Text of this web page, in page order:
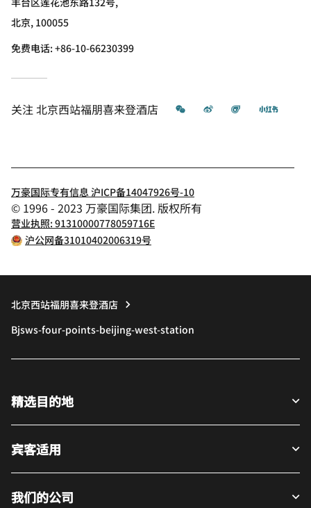
北京, 100055
免费电话:+86-10-66230399
关注 北京西站福朋喜来登酒店 微信 微博 飞猪 小红书
万豪国际专有信息 沪ICP备14047926号-10
© 1996 - 2023 万豪国际集团. 版权所有
营业执照: 91310000778059716E
沪公网备31010402006319号
北京西站福朋喜来登酒店
Bjsws-four-points-beijing-west-station
精选目的地
宾客适用
我们的公司